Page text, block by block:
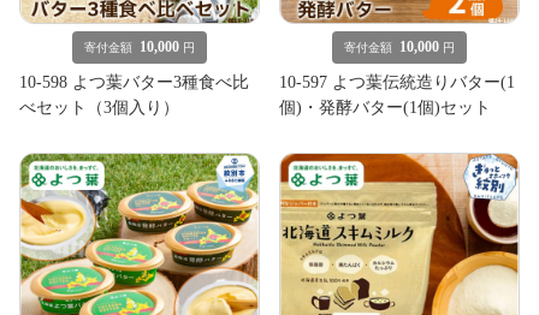
寄付金額 10,000 円
10-598 よつ葉バター3種食べ比
べセット（3個入り）
寄付金額 10,000 円
10-597 よつ葉伝統造りバター(1
個)・発酵バター(1個)セット